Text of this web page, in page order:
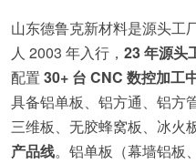
山东德鲁克新材料是源头工
人 2003 年入行， 23 年源头
配置 30+ 台 CNC 数控加工
具备铝单板、铝方通、铝方
三维板、无胶蜂窝板、冰火
产品线。铝单板（幕墙铝板